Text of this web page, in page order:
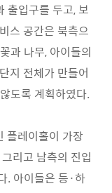
출입구를 두고, 보
스 공간은 북측으
과 나무, 아이들의
지 전체가 만들어
도록 계획하였다.
플레이홀이 가장
리고 남측의 진입
. 아이들은 등·하